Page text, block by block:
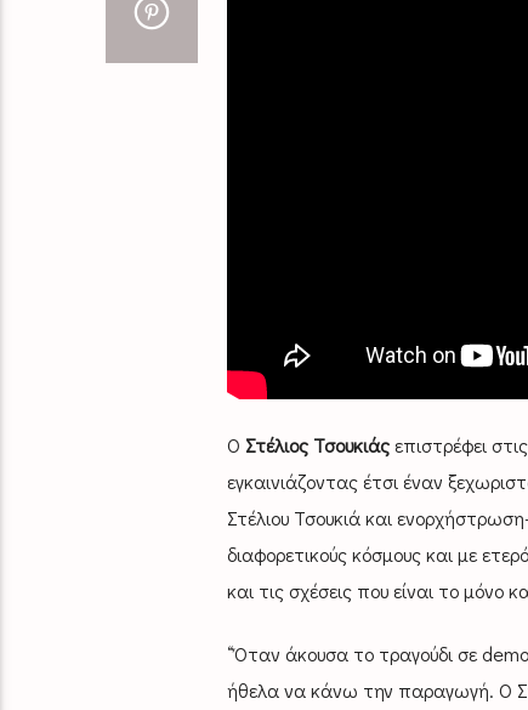
Ο Στέλιος Τσουκιάςεπιστρέφει
εγκαινιάζοντας έτσι έναν
Στέλιου Τσουκιά και
διαφορετικούς κόσμους και με
και τις σχέσεις που είναι το μόνο
“Όταν άκουσα το τραγούδι σε
ήθελα να κάνω την παραγωγή. Ο